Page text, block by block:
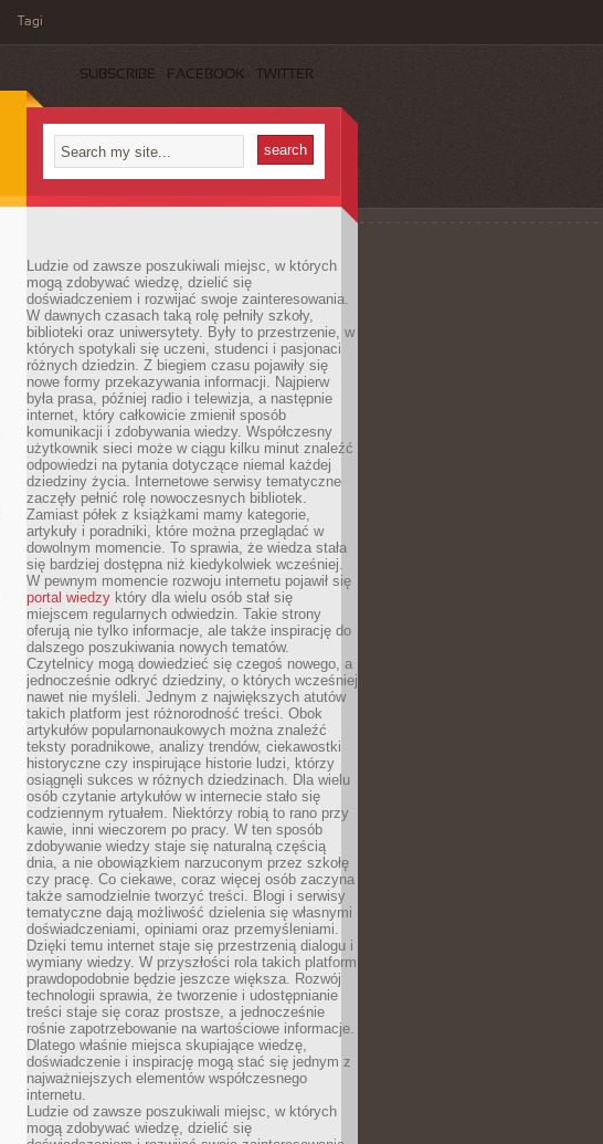
Tagi
SUBSCRIBE FACEBOOK TWITTER
Ludzie od zawsze poszukiwali miejsc, w których
mogą zdobywać wiedzę, dzielić się
doświadczeniem i rozwijać swoje zainteresowania.
W dawnych czasach taką rolę pełniły szkoły,
biblioteki oraz uniwersytety. Były to przestrzenie, w
których spotykali się uczeni, studenci i pasjonaci
różnych dziedzin. Z biegiem czasu pojawiły się
nowe formy przekazywania informacji. Najpierw
była prasa, później radio i telewizja, a następnie
internet, który całkowicie zmienił sposób
komunikacji i zdobywania wiedzy. Współczesny
użytkownik sieci może w ciągu kilku minut znaleźć
odpowiedzi na pytania dotyczące niemal każdej
dziedziny życia. Internetowe serwisy tematyczne
zaczęły pełnić rolę nowoczesnych bibliotek.
Zamiast półek z książkami mamy kategorie,
artykuły i poradniki, które można przeglądać w
dowolnym momencie. To sprawia, że wiedza stała
się bardziej dostępna niż kiedykolwiek wcześniej.
W pewnym momencie rozwoju internetu pojawił się
portal wiedzy który dla wielu osób stał się
miejscem regularnych odwiedzin. Takie strony
oferują nie tylko informacje, ale także inspirację do
dalszego poszukiwania nowych tematów.
Czytelnicy mogą dowiedzieć się czegoś nowego, a
jednocześnie odkryć dziedziny, o których wcześniej
nawet nie myśleli. Jednym z największych atutów
takich platform jest różnorodność treści. Obok
artykułów popularnonaukowych można znaleźć
teksty poradnikowe, analizy trendów, ciekawostki
historyczne czy inspirujące historie ludzi, którzy
osiągnęli sukces w różnych dziedzinach. Dla wielu
osób czytanie artykułów w internecie stało się
codziennym rytuałem. Niektórzy robią to rano przy
kawie, inni wieczorem po pracy. W ten sposób
zdobywanie wiedzy staje się naturalną częścią
dnia, a nie obowiązkiem narzuconym przez szkołę
czy pracę. Co ciekawe, coraz więcej osób zaczyna
także samodzielnie tworzyć treści. Blogi i serwisy
tematyczne dają możliwość dzielenia się własnymi
doświadczeniami, opiniami oraz przemyśleniami.
Dzięki temu internet staje się przestrzenią dialogu i
wymiany wiedzy. W przyszłości rola takich platform
prawdopodobnie będzie jeszcze większa. Rozwój
technologii sprawia, że tworzenie i udostępnianie
treści staje się coraz prostsze, a jednocześnie
rośnie zapotrzebowanie na wartościowe informacje.
Dlatego właśnie miejsca skupiające wiedzę,
doświadczenie i inspirację mogą stać się jednym z
najważniejszych elementów współczesnego
internetu.
Ludzie od zawsze poszukiwali miejsc, w których
mogą zdobywać wiedzę, dzielić się